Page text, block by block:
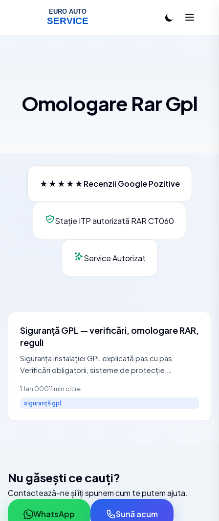
Omologare Rar Gpl
★★★★★Recenzii Google Pozitive
Stație ITP autorizată RAR CT060
Service Autorizat
Siguranță GPL — verificări, omologare RAR,
reguli
Siguranța instalației GPL explicată pas cu pas.
Verificări obligatorii, sisteme de protecție,
RAR: 0729
1 Jan 00011 min citire
siguranță gpl
Nu găsești ce cauți?
Contactează-ne și îți spunem cum te putem ajuta.
WhatsApp Sună acum